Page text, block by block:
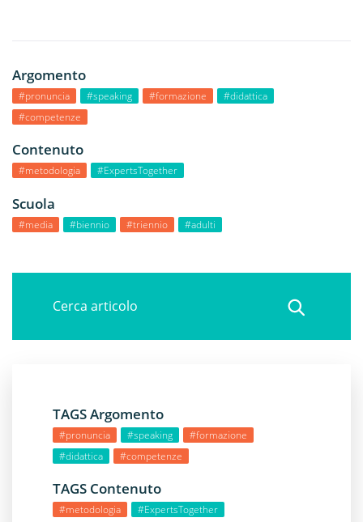
Argomento
#pronuncia #speaking #formazione
#didattica
#competenze
Contenuto
#metodologia #ExpertsTogether
Scuola
#media #biennio #triennio #adulti
TAGS Argomento
#pronuncia #speaking
#formazione
#didattica
#competenze
TAGS Contenuto
#metodologia #ExpertsTogether